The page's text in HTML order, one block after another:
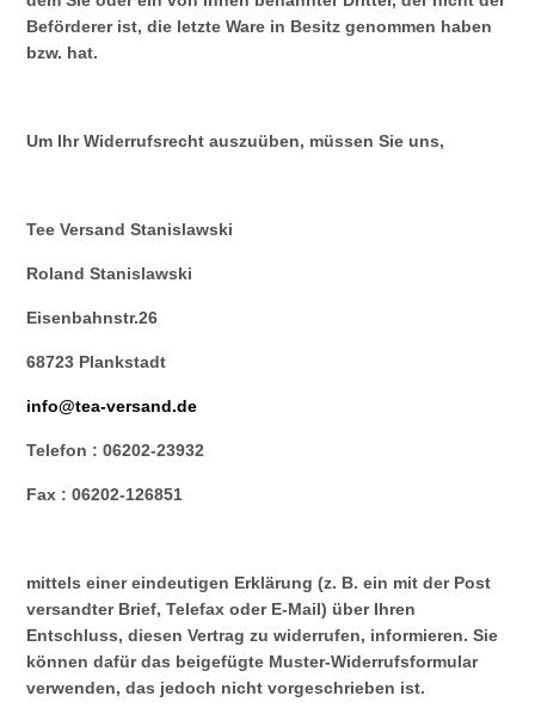
Beförderer ist, die letzte Ware in Besitz genommen haben
bzw. hat.
Um Ihr Widerrufsrecht auszuüben, müssen Sie uns,
Tee Versand Stanislawski
Roland Stanislawski
Eisenbahnstr.26
68723 Plankstadt
info@tea-versand.de
Telefon : 06202-23932
Fax : 06202-126851
mittels einer eindeutigen Erklärung (z. B. ein mit der Post
versandter Brief, Telefax oder E-Mail) über Ihren
Entschluss, diesen Vertrag zu widerrufen, informieren. Sie
können dafür das beigefügte Muster-Widerrufsformular
verwenden, das jedoch nicht vorgeschrieben ist.